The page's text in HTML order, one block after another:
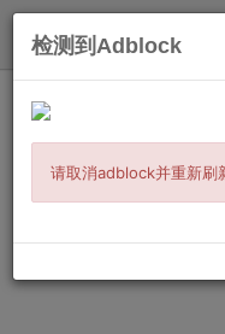
特朗普出席北约
陵兰”，再度引
检测到Adblock
请取消adblock并重新刷